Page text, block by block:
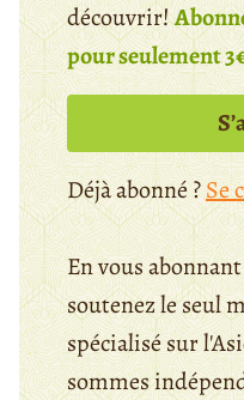
découvrir!
pour seulement
Déjà abonné ?Se
En vous
soutenez le seul
spécialisé sur
sommes